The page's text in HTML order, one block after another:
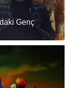
Genç